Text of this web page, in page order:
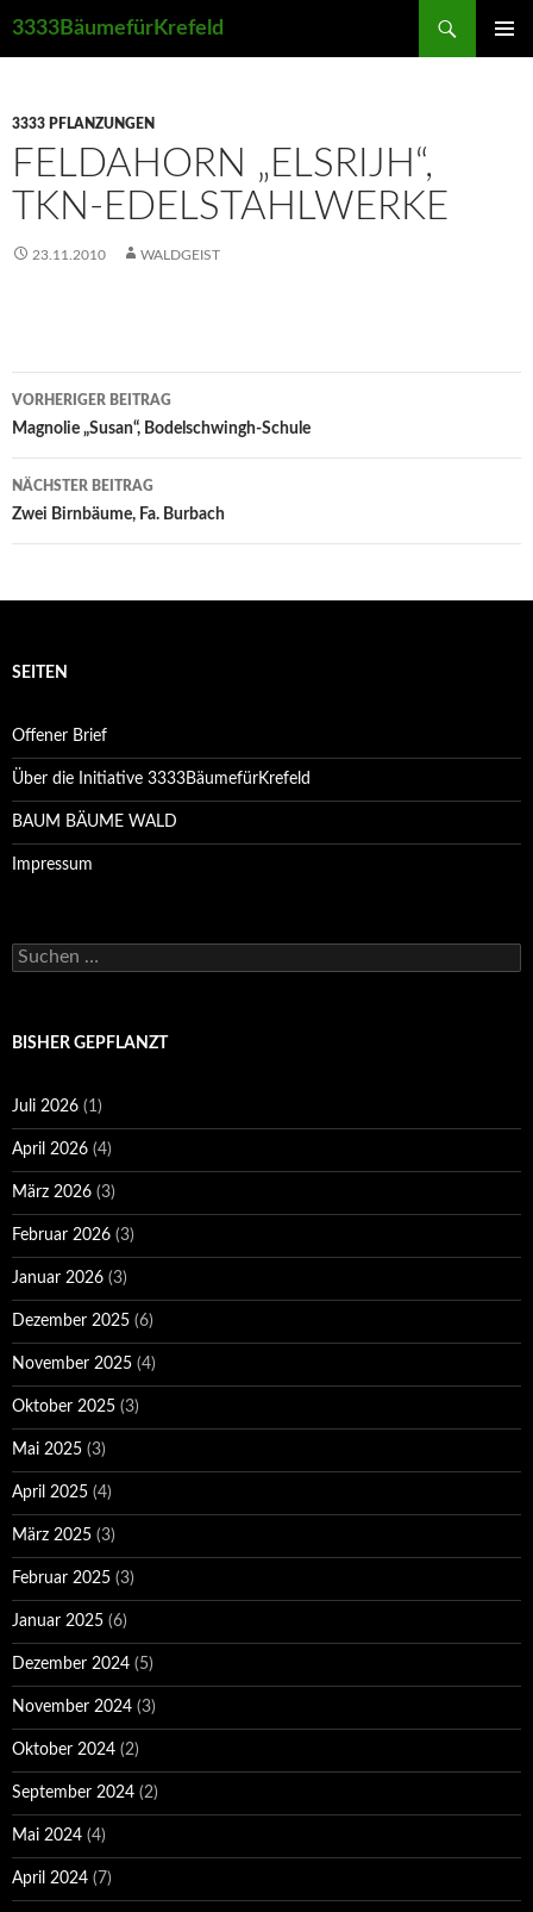
3333BäumefürKrefeld
3333 PFLANZUNGEN
FELDAHORN „ELSRIJH“,
TKN-EDELSTAHLWERKE
23.11.2010 WALDGEIST
Beitrags-
Navigation
VORHERIGER BEITRAG
Magnolie „Susan“, Bodelschwingh-Schule
NÄCHSTER BEITRAG
Zwei Birnbäume, Fa. Burbach
SEITEN
Offener Brief
Über die Initiative 3333BäumefürKrefeld
BAUM BÄUME WALD
Impressum
Suchen
nach:
BISHER GEPFLANZT
Juli 2026 (1)
April 2026 (4)
März 2026 (3)
Februar 2026 (3)
Januar 2026 (3)
Dezember 2025 (6)
November 2025 (4)
Oktober 2025 (3)
Mai 2025 (3)
April 2025 (4)
März 2025 (3)
Februar 2025 (3)
Januar 2025 (6)
Dezember 2024 (5)
November 2024 (3)
Oktober 2024 (2)
September 2024 (2)
Mai 2024 (4)
April 2024 (7)